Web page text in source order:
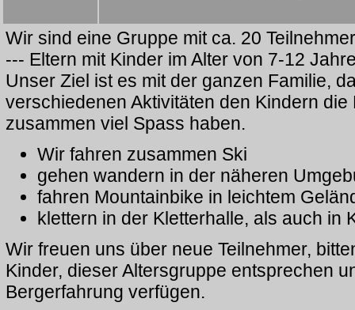
Wir sind eine Gruppe mit ca. 20 Teilnehmer
--- Eltern mit Kinder im Alter von 7-12
Unser Ziel ist es mit der ganzen Familie,
verschiedenen Aktivitäten den Kindern
zusammen viel Spass haben.
Wir fahren zusammen Ski
gehen wandern in der näheren
fahren Mountainbike in leichtem
klettern in der Kletterhalle, als auch in
Wir freuen uns über neue Teilnehmer,
Kinder, dieser Altersgruppe entsprechen
Bergerfahrung verfügen.